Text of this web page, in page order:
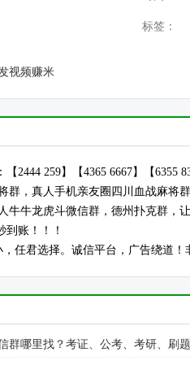
标签：
视频赚米
【2444 259】【4365 6667】【
群，真人手机亲友圈四川血战麻将
牛牛龙虎斗微信群，德州扑克群，
到账！！！
任君选择。诚信平台，广告绕道！
群哪里找？考证、公考、考研、刷